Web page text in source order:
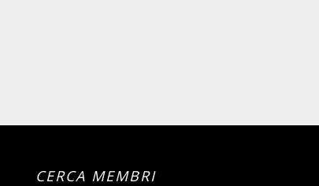
CERCA MEMBRI